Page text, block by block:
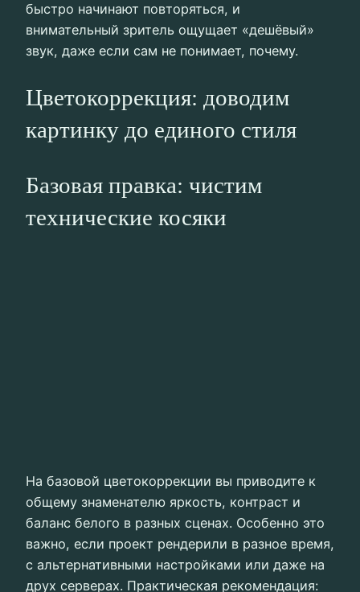
быстро начинают повторяться, и
внимательный зритель ощущает «дешёвый»
звук, даже если сам не понимает, почему.
Цветокоррекция: доводим
картинку до единого стиля
Базовая правка: чистим
технические косяки
На базовой цветокоррекции вы приводите к
общему знаменателю яркость, контраст и
баланс белого в разных сценах. Особенно это
важно, если проект рендерили в разное время,
с альтернативными настройками или даже на
друх серверах. Практическая рекомендация: